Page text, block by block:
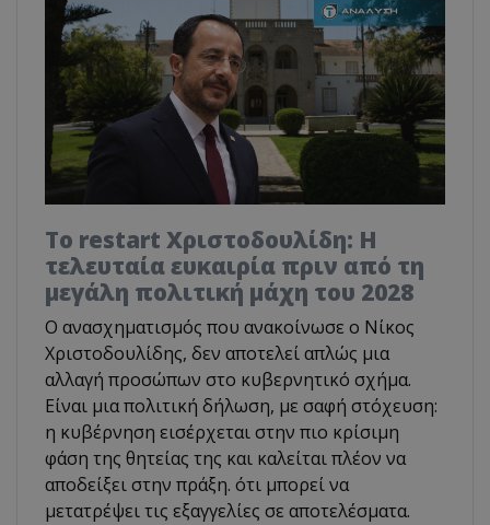
Το restart Χριστοδουλίδη: Η
τελευταία ευκαιρία πριν από τη
μεγάλη πολιτική μάχη του 2028
Ο ανασχηματισμός που ανακοίνωσε ο Νίκος
Χριστοδουλίδης, δεν αποτελεί απλώς μια
αλλαγή προσώπων στο κυβερνητικό σχήμα.
Είναι μια πολιτική δήλωση, με σαφή στόχευση:
η κυβέρνηση εισέρχεται στην πιο κρίσιμη
φάση της θητείας της και καλείται πλέον να
αποδείξει στην πράξη. ότι μπορεί να
μετατρέψει τις εξαγγελίες σε αποτελέσματα.